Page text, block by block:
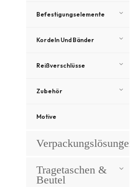
Befestigungselemente
Kordeln Und Bänder
Reißverschlüsse
Zubehör
Motive
Verpackungslösungen
Tragetaschen &
Beutel